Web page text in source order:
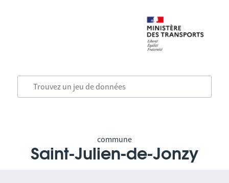
commune
Saint-Julien-de-Jonzy